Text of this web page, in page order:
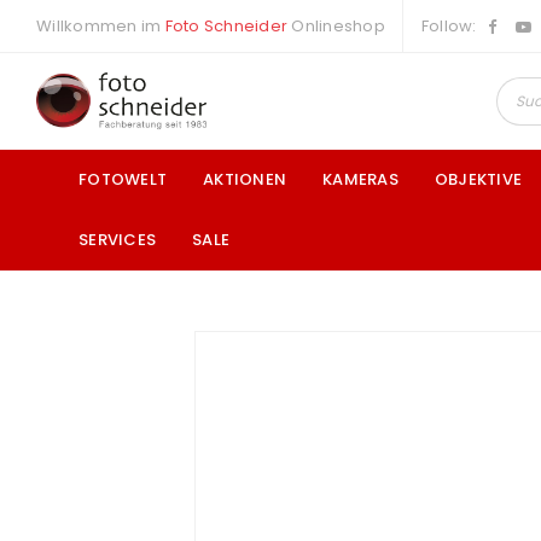
Willkommen im Foto Schneider Onlineshop Follow:
FOTOWELT AKTIONEN KAMERAS OBJEKTIVE
SERVICES SALE